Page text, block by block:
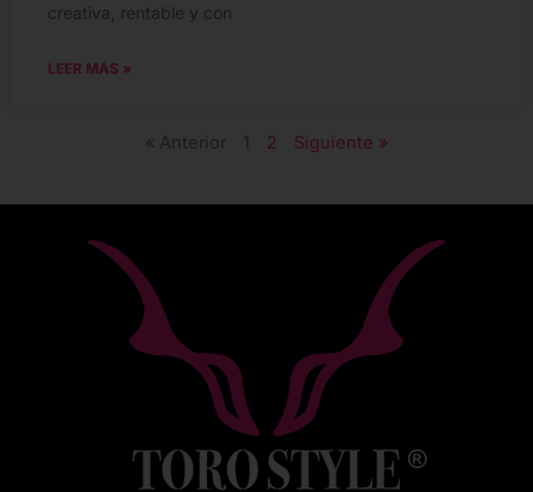
creativa, rentable y con
LEER MÁS »
« Anterior 1 2 Siguiente »